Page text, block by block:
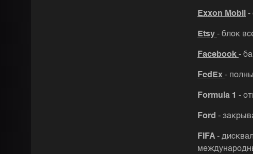
Exxon Mobil -
Etsy - блок
Facebook -
FedEx -
Formula 1 -
Ford -
FIFA -